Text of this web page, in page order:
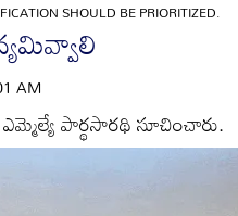
SHOULD BE PRIORITIZED.
AM
పార్థసారథి సూచించారు.